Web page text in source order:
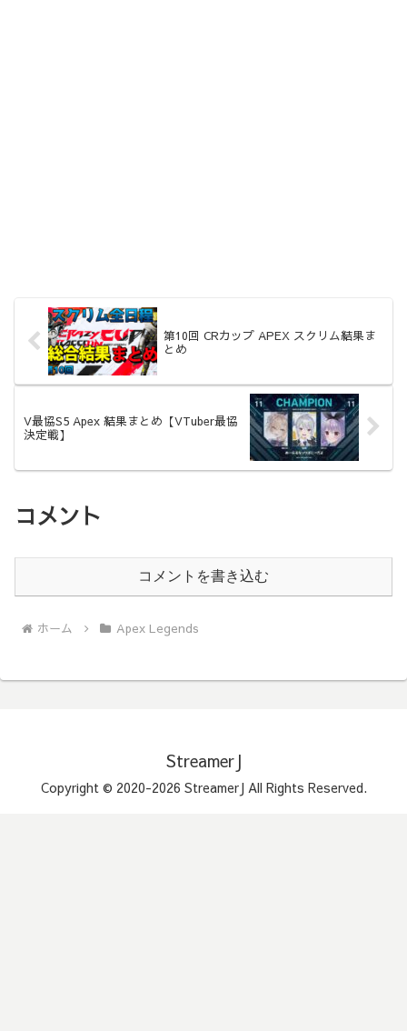
第10回 CRカップ APEX スクリム結果ま
とめ
V最協S5 Apex 結果まとめ【VTuber最協
決定戦】
コメント
コメントを書き込む
ホーム Apex Legends
StreamerJ
Copyright © 2020-2026 StreamerJ All Rights Reserved.